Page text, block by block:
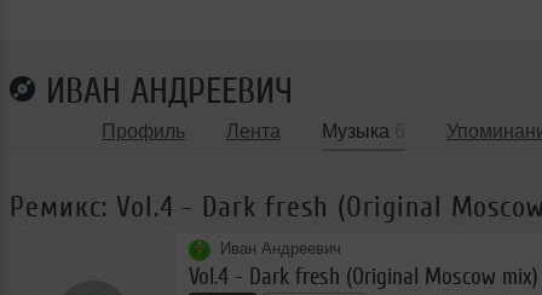
ИВАН АНДРЕЕВИЧ
Профиль Лента Музыка
Ремикс: Vol.4 - Dark fresh (Original
Иван Андреевич
Vol.4 - Dark fresh (Original Moscow mix)